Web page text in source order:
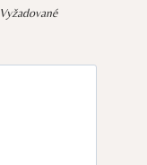
Vyžadované